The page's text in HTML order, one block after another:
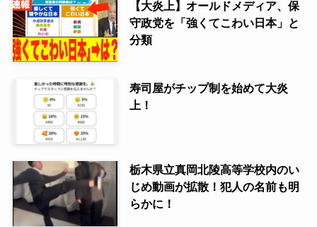
【大炎上】オールドメディア、保
守政党を「強くてこわい日本」と
分類
寿司屋がチップ制を始めて大炎
上！
栃木県立真岡北陵高等学校内のい
じめ動画が拡散！犯人の名前も明
らかに！